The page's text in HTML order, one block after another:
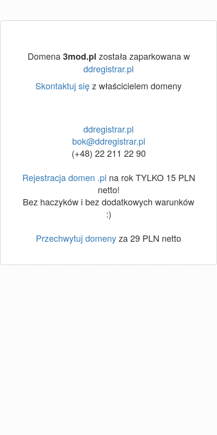
Domena3mod.pl została zaparkowana w
ddregistrar.pl
Skontaktuj sięz właścicielem domeny
ddregistrar.pl
bok@ddregistrar.pl
(+48) 22 211 22 90
Rejestracja domen .pl na rok TYLKO 15 PLN
netto!
Bez haczyków i bez dodatkowych warunków
:)
Przechwytuj domenyza 29 PLN netto